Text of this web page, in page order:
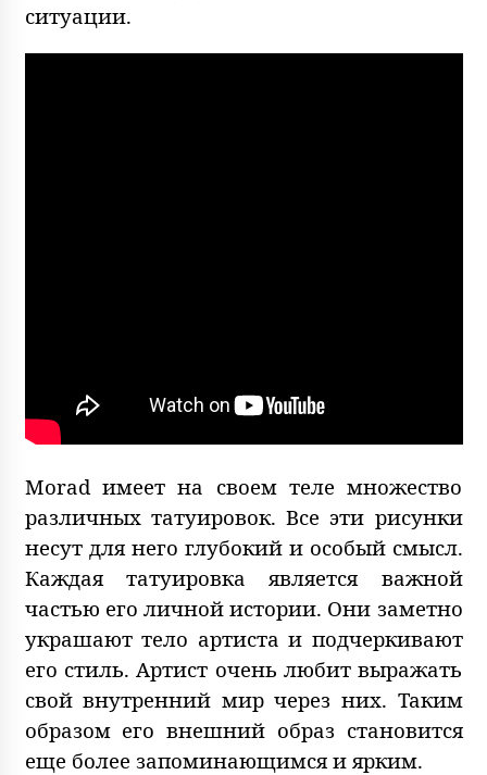
ситуации.
Morad имеет на своем теле множество
различных татуировок. Все эти рисунки
несут для него глубокий и особый смысл.
Каждая татуировка является важной
частью его личной истории. Они заметно
украшают тело артиста и подчеркивают
его стиль. Артист очень любит выражать
свой внутренний мир через них. Таким
образом его внешний образ становится
еще более запоминающимся и ярким.